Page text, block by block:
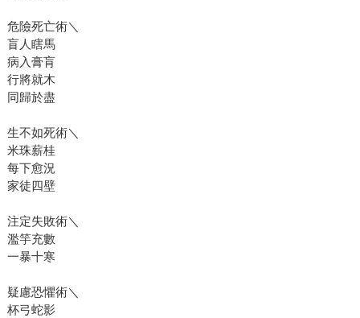
危險死亡術＼
盲人瞎馬
病入膏肓
行將就木
同歸於盡
生不如死術＼
米珠薪桂
每下愈況
家徒四壁
注定失敗術＼
濫竽充數
一暴十寒
疑慮恐懼術＼
杯弓蛇影